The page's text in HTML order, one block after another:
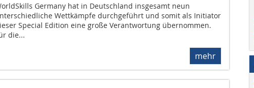
Germany hat in Deutschland insgesamt neun
Wettkämpfe durchgeführt und somit als Initiator
Special Edition eine große Verantwortung übernommen.
die...
mehr